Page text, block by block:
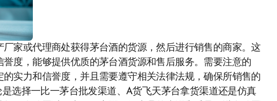
家或代理商处获得茅台酒的货源，然后进行销售的商家。这
度，能够提供优质的茅台酒货源和售后服务。需要注意的
实力和信誉度，并且需要遵守相关法律法规，确保所销售的
选择一比一茅台批发渠道、A货飞天茅台拿货渠道还是仿真